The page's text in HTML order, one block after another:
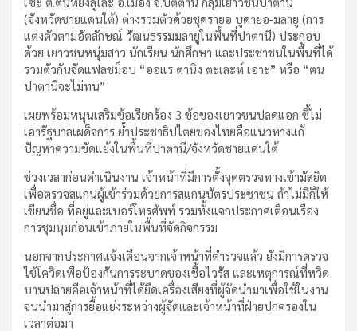
(จังหวัดชายแดนใต้) ต่างรวมตัวด้วยชุดรายอ บูดายอ-มลายู (การ
แต่งตัวตามอัตลักษณ์ วัฒนธรรมมลายูในพื้นที่ปาตานี) ประกอบ
ด้วย เยาวชนหนุ่มสาว นักเรียน นักศึกษา และประชาชนในพื้นที่ได้
รวมตัวกันจัดแฟลชม็อบ “ออแร ตานิง ตะเละห์ เอาะ” หรือ “ฅน
ปาตานีจะไม่ทน”
เผยพร้อมหนุนเสริมข้อเรียกร้อง 3 ข้อของเยาวชนปลดแอก ชี้ไม่
เอารัฐบาลเผด็จการ ย้ำประชาธิปไตยของไทยคือแนวทางแก้
ปัญหาความขัดแย้งในพื้นที่ปาตานี/จังหวัดชายแดนใต้
ช่วงเวลาก่อนดำเนินงาน เจ้าหน้าที่มีการตั้งจุดตรวจทางเข้ามัสยิด
เพื่อตรวจสแกนผู้เข้าร่วมด้วยการสแกนบัตรประชาชน ถ้าไม่มีก็ให้
เขียนชื่อ ที่อยู่และเบอร์โทรศัพท์ รวมทั้งแจกประกาศเตือนเรื่อง
การชุมนุมก่อนเข้าภายในพื้นที่จัดกิจกรรม
นอกจากประกาศแจ้งเตือนจากเจ้าหน้าที่ตำรวจแล้ว ยังมีการตรวจ
ไข้โควิดเพื่อป้องกันการระบาดของเชื้อไวรัส และเหตุการณ์ที่หวิด
บานปลายคือเจ้าหน้าที่ได้ยึดเครื่องเสียงที่ผู้จัดนำมาเพื่อใช้ในงาน
จนนำมาสู่การยื้อแย่งระหว่างผู้จัดและเจ้าหน้าที่ฝ่ายปกครองใน
เวลาต่อมา